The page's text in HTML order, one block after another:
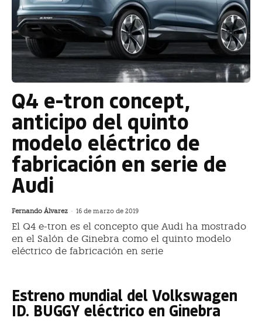
Q4 e-tron concept,
anticipo del quinto
modelo eléctrico de
fabricación en serie de
Audi
Fernando Álvarez - 16 de marzo de 2019
El Q4 e-tron es el concepto que Audi ha mostrado
en el Salón de Ginebra como el quinto modelo
eléctrico de fabricación en serie
Estreno mundial del Volkswagen
ID. BUGGY eléctrico en Ginebra